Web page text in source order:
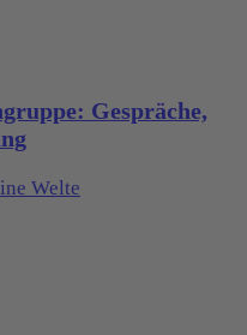
Gespräche,
Welte